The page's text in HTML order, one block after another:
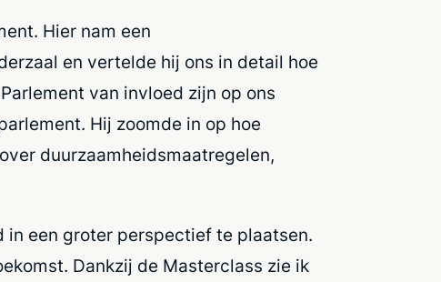
Hier nam een
en vertelde hij ons in detail hoe
van invloed zijn op ons
Hij zoomde in op hoe
duurzaamheidsmaatregelen,
in een groter perspectief te plaatsen.
Dankzij de Masterclass zie ik